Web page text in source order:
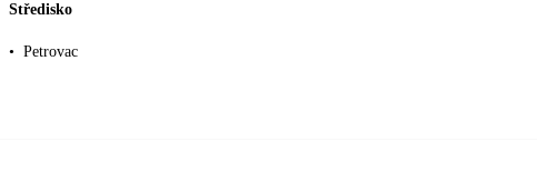
Středisko
• Petrovac